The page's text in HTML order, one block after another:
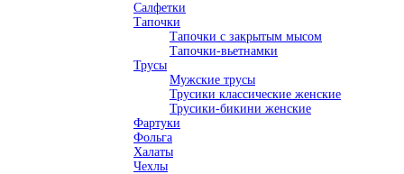
Салфетки
Тапочки
Тапочки с закрытым мысом
Тапочки-вьетнамки
Трусы
Мужские трусы
Трусики классические женские
Трусики-бикини женские
Фартуки
Фольга
Халаты
Чехлы